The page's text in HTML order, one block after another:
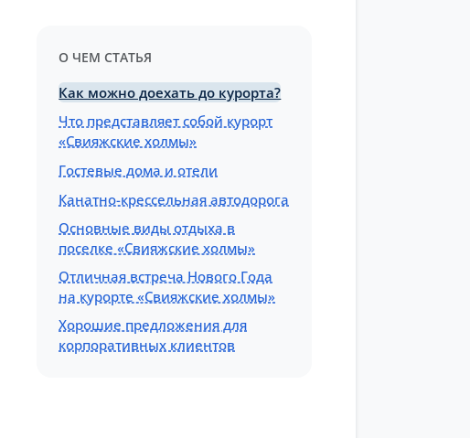
О ЧЕМ СТАТЬЯ
Как можно доехать до курорта?
Что представляет собой курорт
«Свияжские холмы»
Гостевые дома и отели
Канатно-крессельная автодорога
Основные виды отдыха в
поселке «Свияжские холмы»
Отличная встреча Нового Года
на курорте «Свияжские холмы»
Хорошие предложения для
корпоративных клиентов